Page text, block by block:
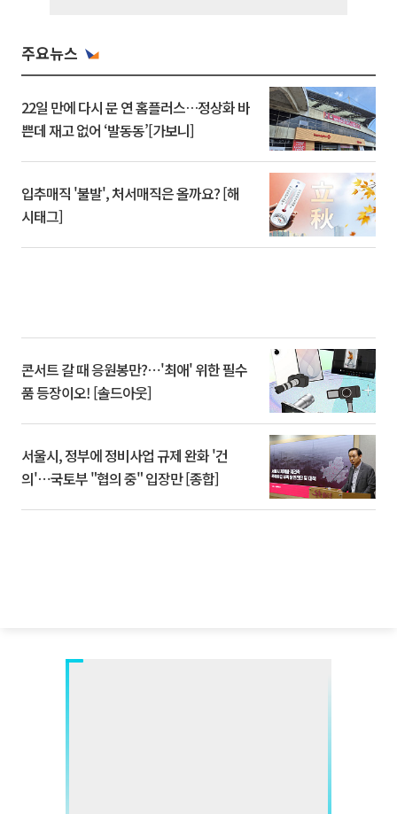
주요뉴스
22일 만에 다시 문 연 홈플러스…정상화 바
쁜데 재고 없어 ‘발동동’[가보니]
입추매직 '불발', 처서매직은 올까요? [해
시태그]
콘서트 갈 때 응원봉만?⋯'최애' 위한 필수
품 등장이오! [솔드아웃]
서울시, 정부에 정비사업 규제 완화 '건
의'⋯국토부 "협의 중" 입장만 [종합]